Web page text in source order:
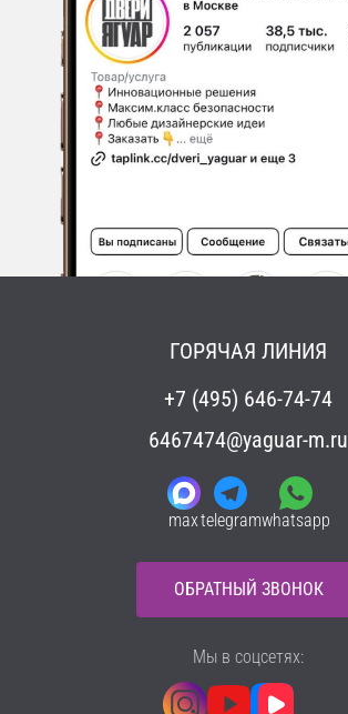
ГОРЯЧАЯ ЛИНИЯ
+7 (495) 646-74-74
6467474@yaguar-m.ru
maxtelegramwhatsapp
ОБРАТНЫЙ ЗВОНОК
Мы в соцсетях: